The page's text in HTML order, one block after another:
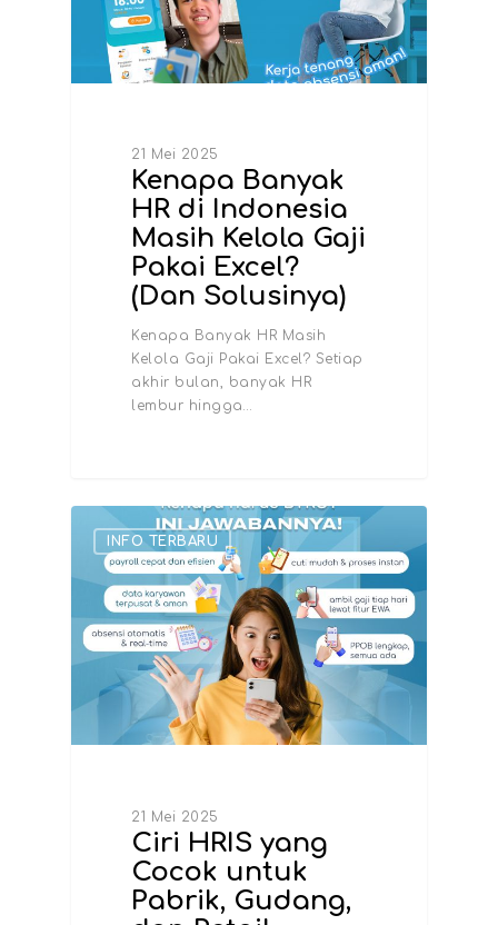
21 Mei 2025
Kenapa Banyak
HR di Indonesia
Masih Kelola Gaji
Pakai Excel?
(Dan Solusinya)
Kenapa Banyak HR Masih
Kelola Gaji Pakai Excel? Setiap
akhir bulan, banyak HR
lembur hingga…
INFO TERBARU
21 Mei 2025
Ciri HRIS yang
Cocok untuk
Pabrik, Gudang,